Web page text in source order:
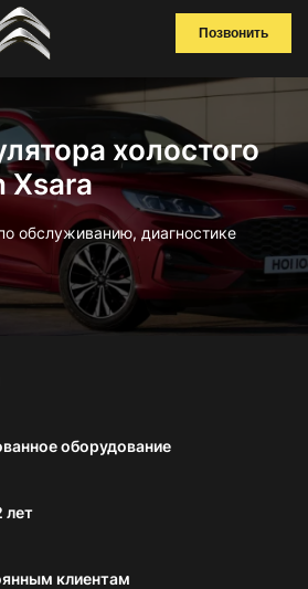
Позвонить
холостого
Xsara
обслуживанию, диагностике
оборудование
лет
клиентам